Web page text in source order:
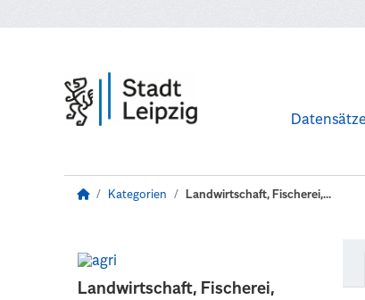
Kategorien Landwirtschaft, Fischerei,...
Landwirtschaft, Fischerei,